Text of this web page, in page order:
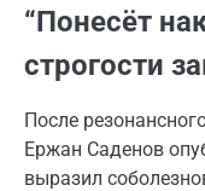
“Понесёт
строгости
После
Ержан Саденов
выразил